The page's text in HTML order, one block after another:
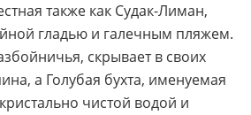
также как Судак-Лиман,
гладью и галечным пляжем.
скрывает в своих
а Голубая бухта, именуемая
чистой водой и